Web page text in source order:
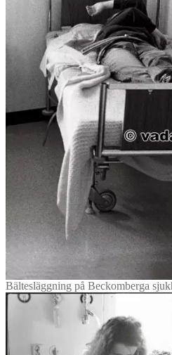
Bältesläggning på Beckomberga